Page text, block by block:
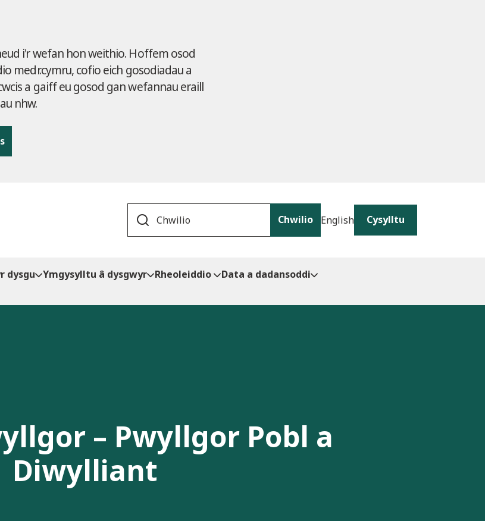
i'r wefan hon weithio. Hoffem osod
medr.cymru, cofio eich gosodiadau a
a gaiff eu gosod gan wefannau eraill
nhw.
Chwilio English Cysylltu
dysgu Ymgysylltu â dysgwyr Rheoleiddio
Data a dadansoddi
– Pwyllgor Pobl a
Diwylliant